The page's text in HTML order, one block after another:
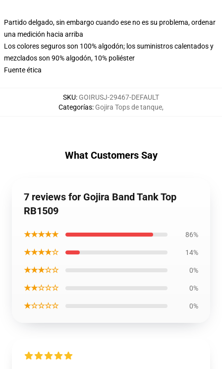
Partido delgado, sin embargo cuando ese no es su problema, ordenar
una medición hacia arriba
Los colores seguros son 100% algodón; los suministros calentados y
mezclados son 90% algodón, 10% poliéster
Fuente ética
SKU: GOIRUSJ-29467-DEFAULT
Categorías: Gojira Tops de tanque,
What Customers Say
7 reviews for Gojira Band Tank Top
RB1509
★★★★★ 86%
★★★★☆ 14%
★★★☆☆ 0%
★★☆☆☆ 0%
★☆☆☆☆ 0%